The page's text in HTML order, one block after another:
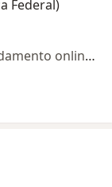
Federal)
Esse especialista não oferece agendamento online para esse endereço.